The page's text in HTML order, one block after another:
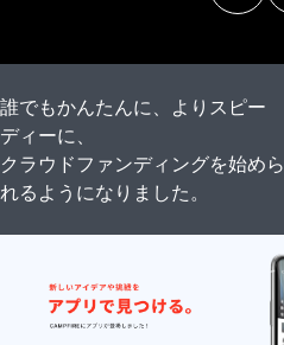
誰でもかんたんに、よりスピー
ディーに、
クラウドファンディングを始めら
れるようになりました。